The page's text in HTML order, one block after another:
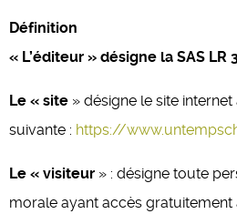
Définition
« L’éditeur » désigne la SAS LR
Le « site » désigne le site
suivante : https://
Le « visiteur » : désigne toute
morale ayant accès gratuitement